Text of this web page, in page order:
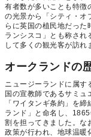
有者数が多いことも特徴
の光景から「シティ・オ
らに英国の植民地だった
ランシスコ」とも称され
して多くの観光客が訪れ
オークランドの
ニュージーランドに属す
国の宣教師であるサミュ
「ワイタンギ条約」を
ランド」と命名し、
割を担ってきました。な
政策が行われ、地球温暖